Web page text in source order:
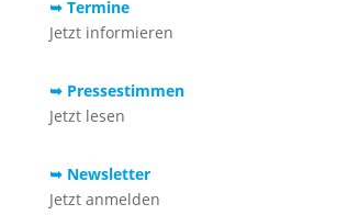
➥ Termine
Jetzt informieren
➥ Pressestimmen
Jetzt lesen
➥ Newsletter
Jetzt anmelden